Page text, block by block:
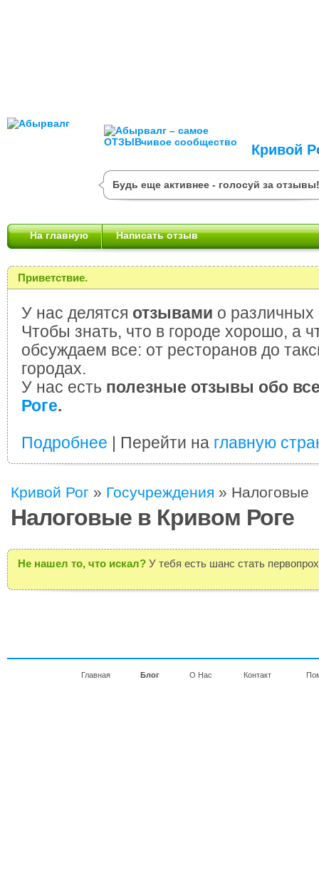
Кривой
Будь еще активнее - голосуй за отзывы!
На главную Написать отзыв
Приветствие.
У нас делятся отзывами о различных
Чтобы знать, что в городе хорошо, а
обсуждаем все: от ресторанов до
городах.
У нас есть полезные отзывы обо
Роге.
Подробнее | Перейти на главную
Кривой Рог » Госучреждения » Налоговые
Налоговые в Кривом Роге
Не нашел то, что искал? У тебя есть шанс стать
Главная Блог О Нас Контакт